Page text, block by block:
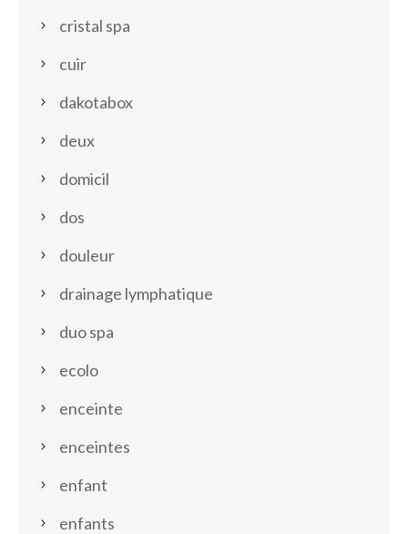
cristal spa
cuir
dakotabox
deux
domicil
dos
douleur
drainage lymphatique
duo spa
ecolo
enceinte
enceintes
enfant
enfants